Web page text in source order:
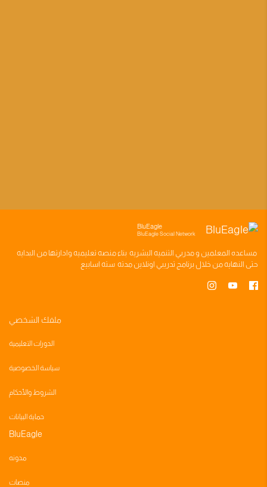
BluEagle
BluEagle Social Network
مساعده المعلمين ومدربي التنميه البشريه بناءمنصه تعليميه وادارتها من البدايه
حتى النهايه من خلال برنامج تدريبي اونلاين مدته سته اسابيع
ملفك الشخصي
الدورات التعليمية
سياسة الخصوصية
الشروط والأحكام
حماية البيانات
BluEagle
مدونه
منصات